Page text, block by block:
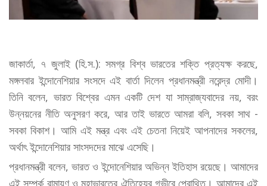
জাকার্তা, ৭ জুলাই (হি.স.): সমগ্র বিশ্ব ভারতের শক্তি প্রত্যক্ষ করছে,
মঙ্গলবার ইন্দোনেশিয়ার সংসদে এই বার্তা দিলেন প্রধানমন্ত্রী নরেন্দ্র মোদী।
তিনি বলেন, ভারত বিশ্বের এমন একটি দেশ যা সাম্রাজ্যবাদের নয়, বরং
উন্নয়নের নীতি অনুসরণ করে, আর তাই ভারতে আমরা বলি, সবকা সাথ -
সবকা বিকাশ। আমি এই মন্ত্র এবং এই চেতনা নিয়েই আপনাদের সকলের,
অর্থাৎ ইন্দোনেশিয়ার সাংসদদের মাঝে এসেছি।
প্রধানমন্ত্রী বলেন, ভারত ও ইন্দোনেশিয়ার অভিন্ন ইতিহাস রয়েছে। আমাদের
এই সম্পর্ক রামায়ণ ও মহাভারতের ঐতিহ্যের গভীরে প্রোথিত। আমাদের এই